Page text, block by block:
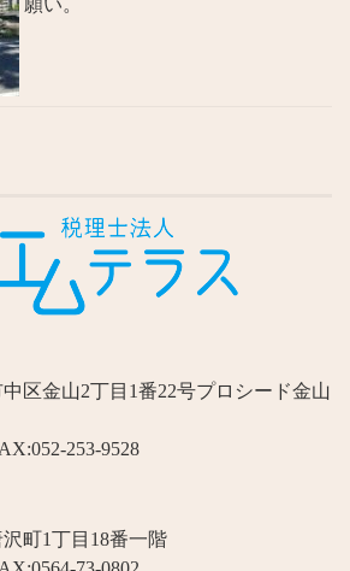
願い。
中区金山2丁目1番22号プロシード金山
253-9528
町1丁目18番一階